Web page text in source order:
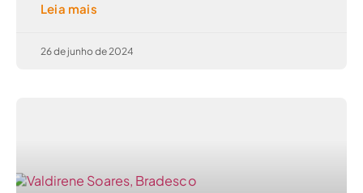
Leia mais
26 de junho de 2024